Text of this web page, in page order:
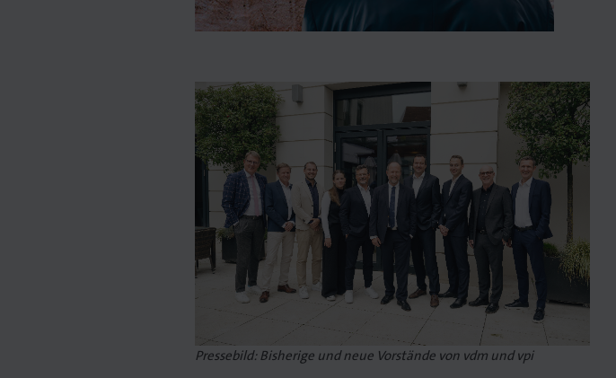
Pressebild: Bisherige und neue Vorstände von vdm und vpi